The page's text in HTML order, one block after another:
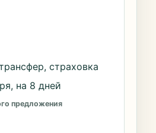
страховка
на 8 дней
предложения